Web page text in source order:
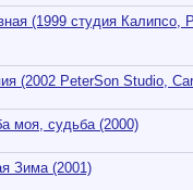
(1999 студия Калипсо,
(2002 PeterSon Studio,
моя, судьба (2000)
Зима (2001)